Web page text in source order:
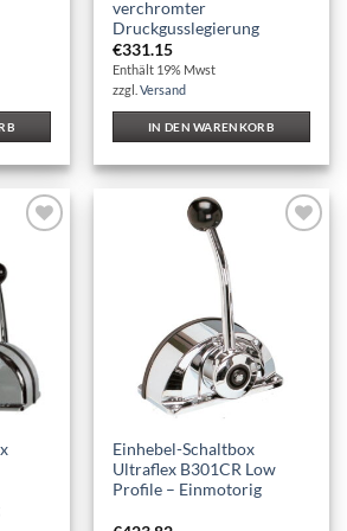
verchromter
Druckgusslegierung
€331.15
Enthält 19% Mwst
zzgl.Versand
IN DEN WARENKORB
Einhebel-Schaltbox
Ultraflex B301CR Low
Profile – Einmotorig